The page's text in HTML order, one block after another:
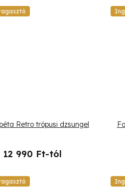
Retro trópusi dzsungel
12 990 Ft-tól